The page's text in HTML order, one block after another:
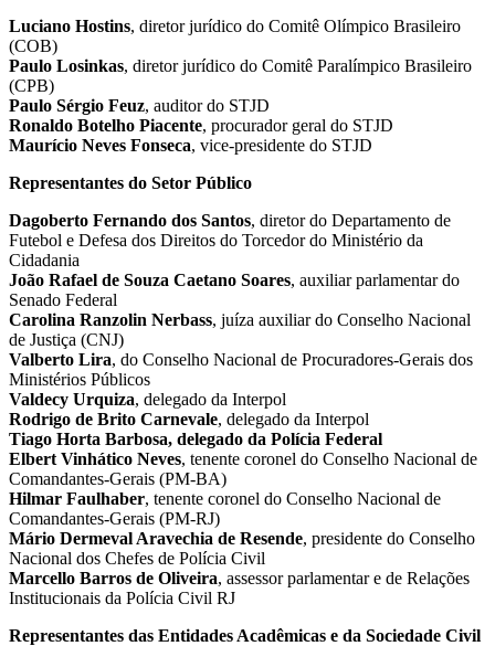
Luciano Hostins, diretor jurídico do Comitê Olímpico Brasileiro
(COB)
Paulo Losinkas, diretor jurídico do Comitê Paralímpico Brasileiro
(CPB)
Paulo Sérgio Feuz, auditor do STJD
Ronaldo Botelho Piacente, procurador geral do STJD
Maurício Neves Fonseca, vice-presidente do STJD
Representantes do Setor Público
Dagoberto Fernando dos Santos, diretor do Departamento de
Futebol e Defesa dos Direitos do Torcedor do Ministério da
Cidadania
João Rafael de Souza Caetano Soares, auxiliar parlamentar do
Senado Federal
Carolina Ranzolin Nerbass, juíza auxiliar do Conselho Nacional
de Justiça (CNJ)
Valberto Lira, do Conselho Nacional de Procuradores-Gerais dos
Ministérios Públicos
Valdecy Urquiza, delegado da Interpol
Rodrigo de Brito Carnevale, delegado da Interpol
Tiago Horta Barbosa, delegado da Polícia Federal
Elbert Vinhático Neves, tenente coronel do Conselho Nacional de
Comandantes-Gerais (PM-BA)
Hilmar Faulhaber, tenente coronel do Conselho Nacional de
Comandantes-Gerais (PM-RJ)
Mário Dermeval Aravechia de Resende, presidente do Conselho
Nacional dos Chefes de Polícia Civil
Marcello Barros de Oliveira, assessor parlamentar e de Relações
Institucionais da Polícia Civil RJ
Representantes das Entidades Acadêmicas e da Sociedade Civil